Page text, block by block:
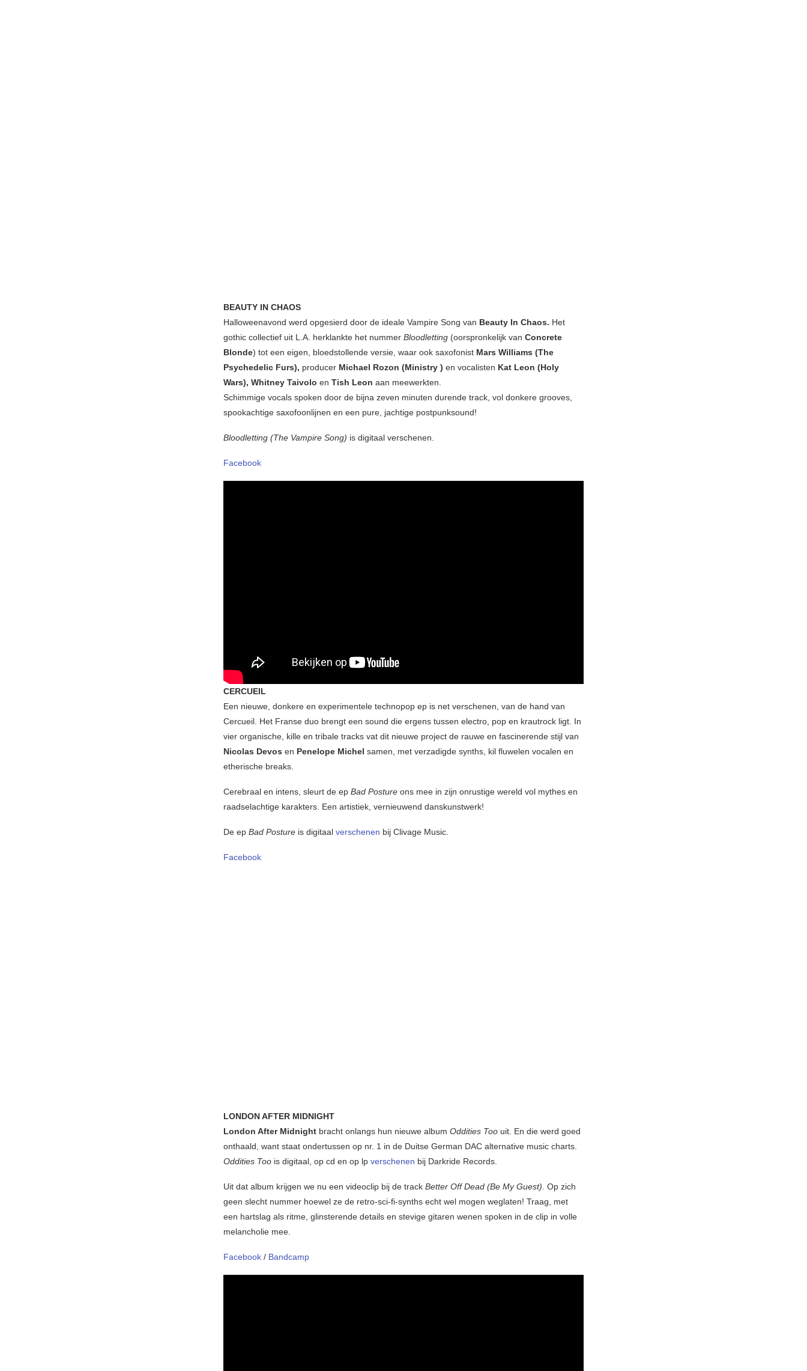
BEAUTY IN CHAOS
Halloweenavond werd opgesierd door de ideale Vampire Song van Beauty In Chaos. Het
gothic collectief uit L.A. herklankte het nummer Bloodletting (oorspronkelijk van Concrete
Blonde) tot een eigen, bloedstollende versie, waar ook saxofonist Mars Williams (The
Psychedelic Furs), producer Michael Rozon (Ministry ) en vocalisten Kat Leon (Holy
Wars), Whitney Taivolo en Tish Leon aan meewerkten.
Schimmige vocals spoken door de bijna zeven minuten durende track, vol donkere grooves,
spookachtige saxofoonlijnen en een pure, jachtige postpunksound!
Bloodletting (The Vampire Song) is digitaal verschenen.
Facebook
CERCUEIL
Een nieuwe, donkere en experimentele technopop ep is net verschenen, van de hand van
Cercueil. Het Franse duo brengt een sound die ergens tussen electro, pop en krautrock ligt. In
vier organische, kille en tribale tracks vat dit nieuwe project de rauwe en fascinerende stijl van
Nicolas Devos en Penelope Michel samen, met verzadigde synths, kil fluwelen vocalen en
etherische breaks.
Cerebraal en intens, sleurt de ep Bad Posture ons mee in zijn onrustige wereld vol mythes en
raadselachtige karakters. Een artistiek, vernieuwend danskunstwerk!
De ep Bad Posture is digitaal verschenen bij Clivage Music.
Facebook
LONDON AFTER MIDNIGHT
London After Midnight bracht onlangs hun nieuwe album Oddities Too uit. En die werd goed
onthaald, want staat ondertussen op nr. 1 in de Duitse German DAC alternative music charts.
Oddities Too is digitaal, op cd en op lp verschenen bij Darkride Records.
Uit dat album krijgen we nu een videoclip bij de track Better Off Dead (Be My Guest) . Op zich
geen slecht nummer hoewel ze de retro-sci-fi-synths echt wel mogen weglaten! Traag, met
een hartslag als ritme, glinsterende details en stevige gitaren wenen spoken in de clip in volle
melancholie mee.
Facebook / Bandcamp